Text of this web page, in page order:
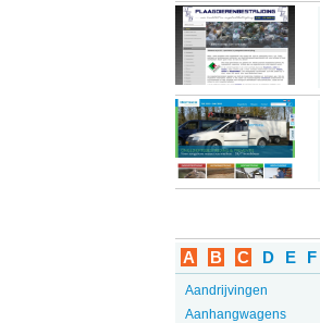
A B C D E F
Aandrijvingen
Aanhangwagens